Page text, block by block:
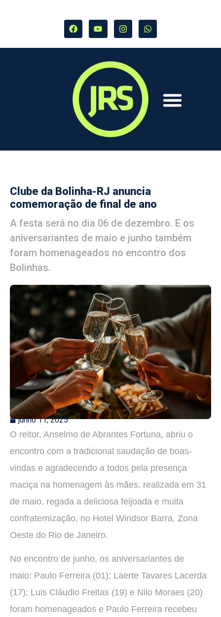
Clube da Bolinha-RJ anuncia
comemoração de final de ano
A festa será no dia 06 de dezembro. E os
aniversariantes de maio e junho também
foram homenageados no encontro dos
Bolinhas.
junho 11, 2025
O reitor, Anselmo de Abrantes Fortuna, abriu o
encontro com a tradicional saudação de boas-
vindas e agradecendo a todos pela presença
maciça na homenagem às mães, realizada em 31
de maio, regada a deliciosa feijoada e muita
confraternização, no Hotel Windsor Barra, Zona
Oeste do Rio de Janeiro.
No encontro de junho, os aniversariantes de
maio: Paulo Ferreira (01); Laerte Tavares Lacerda
(17); Luis Cláudio Freitas (19) e Nilo Moraes (20)
foram homenageados e Paulo Ferreira recebeu